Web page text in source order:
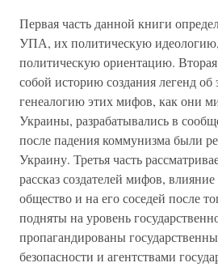
Первая часть данной книги
УПА, их политическую
политическую ориентацию. Вторая
собой историю создания легенд об
генеалогию этих мифов, как они
Украины, разрабатывались в
после падения коммунизма были
Украину. Третья часть
рассказ создателей мифов,
общество и на его соседей после
подняты на уровень
пропагандированы
безопасности и агентствами